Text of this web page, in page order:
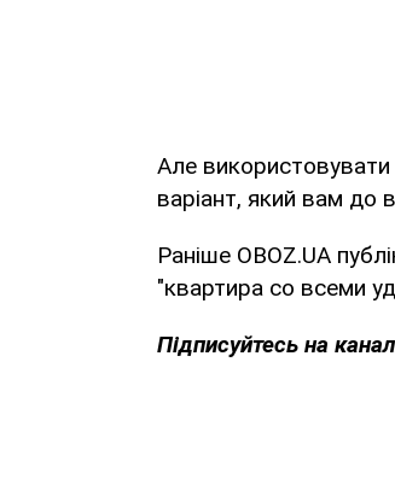
Але
варіант, який вам до
Раніше OBOZ.UA
"квартира со всеми
Підписуйтесь на